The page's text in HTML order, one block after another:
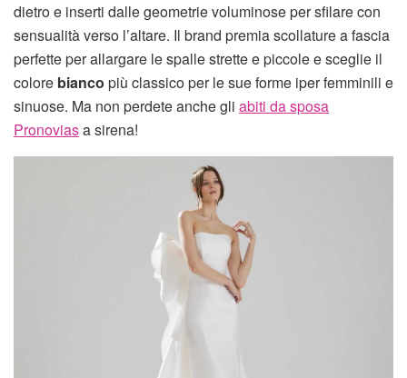
dietro e inserti dalle geometrie voluminose per sfilare con
sensualità verso l’altare. Il brand premia scollature a fascia
perfette per allargare le spalle strette e piccole e sceglie il
colore bianco più classico per le sue forme iper femminili e
sinuose. Ma non perdete anche gli abiti da sposa
Pronoviasa sirena!